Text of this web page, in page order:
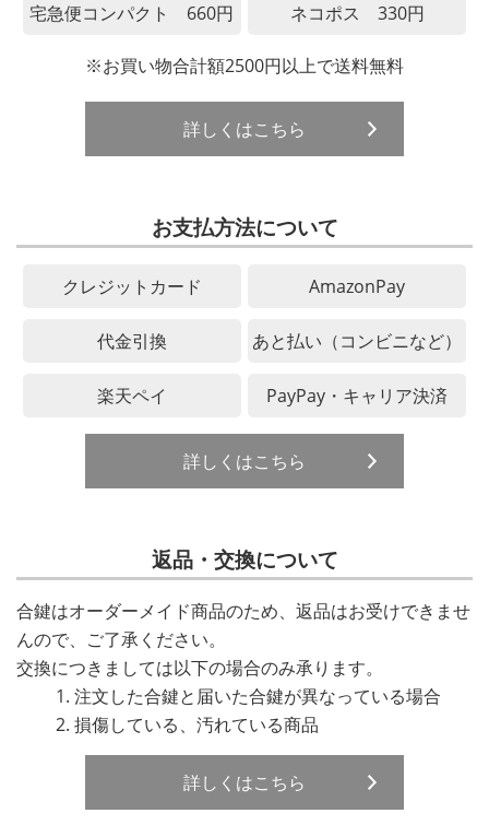
宅急便コンパクト 660円 ネコポス 330円
※お買い物合計額2500円以上で送料無料
詳しくはこちら
お支払方法について
クレジットカード AmazonPay
代金引換 あと払い（コンビニなど）
楽天ペイ PayPay・キャリア決済
詳しくはこちら
返品・交換について
合鍵はオーダーメイド商品のため、返品はお受けできませ
んので、ご了承ください。
交換につきましては以下の場合のみ承ります。
注文した合鍵と届いた合鍵が異なっている場合
損傷している、汚れている商品
詳しくはこちら